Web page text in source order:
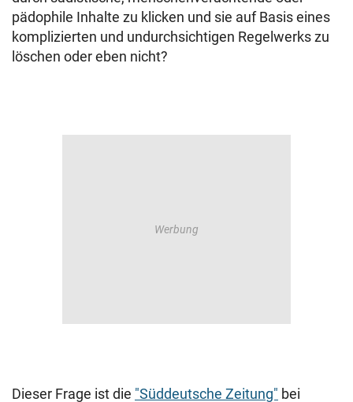
pädophile Inhalte zu klicken und sie auf Basis eines
komplizierten und undurchsichtigen Regelwerks zu
löschen oder eben nicht?
Dieser Frage ist die "Süddeutsche Zeitung" bei